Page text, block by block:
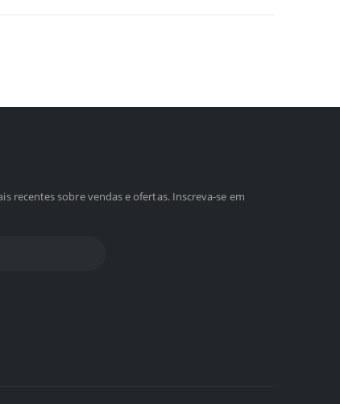
recentes sobre vendas e ofertas. Inscreva-se em